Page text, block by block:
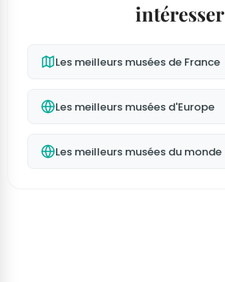
intéresser
Les meilleurs musées de France
Les meilleurs musées d'Europe
Les meilleurs musées du monde